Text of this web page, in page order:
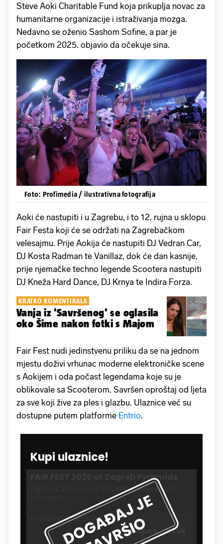
Steve Aoki Charitable Fund koja prikuplja novac za
humanitarne organizacije i istraživanja mozga.
Nedavno se oženio Sashom Sofine, a par je
početkom 2025. objavio da očekuje sina.
Foto: Profimedia / ilustrativna fotografija
Aoki će nastupiti i u Zagrebu, i to 12. rujna u sklopu
Fair Festa koji će se održati na Zagrebačkom
velesajmu. Prije Aokija će nastupiti DJ Vedran Car,
DJ Kosta Radman te Vanillaz, dok će dan kasnije,
prije njemačke techno legende Scootera nastupiti
DJ Kneža Hard Dance, DJ Krnya te Indira Forza.
KRATKO KOMENTIRALA
Vanja iz 'Savršenog' se oglasila
oko Šime nakon fotki s Majom
Fair Fest nudi jedinstvenu priliku da se na jednom
mjestu doživi vrhunac moderne elektroničke scene
s Aokijem i oda počast legendama koje su je
oblikovale sa Scooterom. Savršen oproštaj od ljeta
za sve koji žive za ples i glazbu. Ulaznice već su
dostupne putem platforme Entrio.